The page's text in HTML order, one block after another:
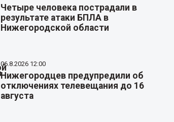
Четыре человека пострадали в
результате атаки БПЛА в
Нижегородской области
06.8.2026 12:00
Нижегородцев предупредили об
отключениях телевещания до 16
августа